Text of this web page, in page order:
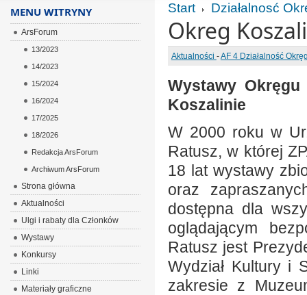
Start Działalnosć
Okreg
Aktualności -AF 4 Działalność
Wystawy
Koszalinie
W 2000 roku w
Ratusz, w której
18 lat wystawy
oraz
dostępna dla
oglądającym
Ratusz jest
Wydział Kultury i
zakresie z
MENU WITRYNY
ArsForum
13/2023
14/2023
15/2024
16/2024
17/2025
18/2026
Redakcja ArsForum
Archiwum ArsForum
Strona główna
Aktualności
Ulgi i rabaty dla Członków
Wystawy
Konkursy
Linki
Materiały graficzne